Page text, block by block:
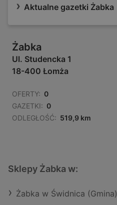
Aktualne gazetki Żabka
Żabka
Ul. Studencka 1
18-400 Łomża
OFERTY: 0
GAZETKI: 0
ODLEGŁOŚĆ: 519,9 km
Sklepy Żabka w:
Żabka w Świdnica (Gmina)